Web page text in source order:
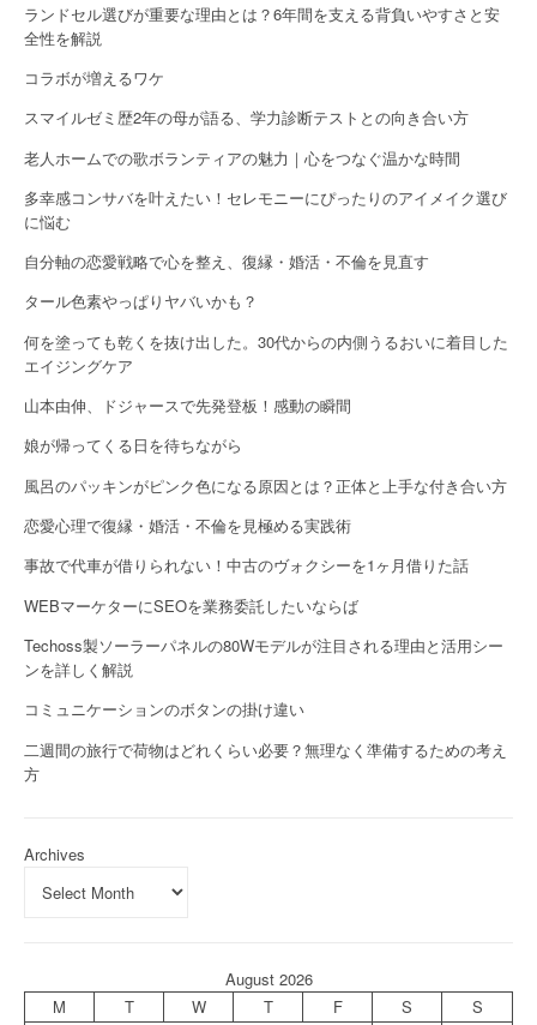
i
o
n
ランドセル選びが重要な理由とは？6年間を支える背負いやすさと安
全性を解説
コラボが増えるワケ
スマイルゼミ歴2年の母が語る、学力診断テストとの向き合い方
老人ホームでの歌ボランティアの魅力｜心をつなぐ温かな時間
多幸感コンサバを叶えたい！セレモニーにぴったりのアイメイク選び
に悩む
自分軸の恋愛戦略で心を整え、復縁・婚活・不倫を見直す
タール色素やっぱりヤバいかも？
何を塗っても乾くを抜け出した。30代からの内側うるおいに着目した
エイジングケア
山本由伸、ドジャースで先発登板！感動の瞬間
娘が帰ってくる日を待ちながら
風呂のパッキンがピンク色になる原因とは？正体と上手な付き合い方
恋愛心理で復縁・婚活・不倫を見極める実践術
事故で代車が借りられない！中古のヴォクシーを1ヶ月借りた話
WEBマーケターにSEOを業務委託したいならば
Techoss製ソーラーパネルの80Wモデルが注目される理由と活用シー
ンを詳しく解説
コミュニケーションのボタンの掛け違い
二週間の旅行で荷物はどれくらい必要？無理なく準備するための考え
方
Archives
August 2026
M
T W T F S S